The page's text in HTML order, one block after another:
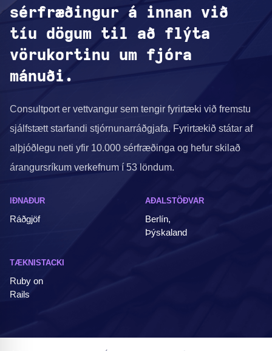
sérfræðingur á innan við
tíu dögum til að flýta
vörukortinu um fjóra
mánuði.
Consultport er vettvangur sem tengir fyrirtæki við fremstu
sjálfstætt starfandi stjórnunarráðgjafa. Fyrirtækið státar af
alþjóðlegu neti yfir 10.000 sérfræðinga og hefur skilað
árangursríkum verkefnum í 53 löndum.
IÐNAÐUR
Ráðgjöf
AÐALSTÖÐVAR
Berlín,
Þýskaland
TÆKNISTACKI
Ruby on
Rails